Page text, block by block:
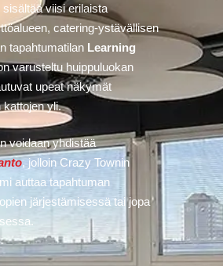
viisi erilaista
catering-ystävällisen
tapahtumatilan Learning
varusteltu huippuluokan
upeat näkymät
kattojen yli.
voidaan yhdistää
, jolloin Crazy Townin
auttaa tapahtuman
järjestämisessä tai jopa